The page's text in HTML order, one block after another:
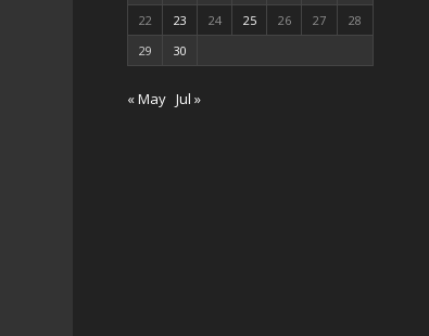
22
23 24 25 26 27
28
29
30
« May Jul »